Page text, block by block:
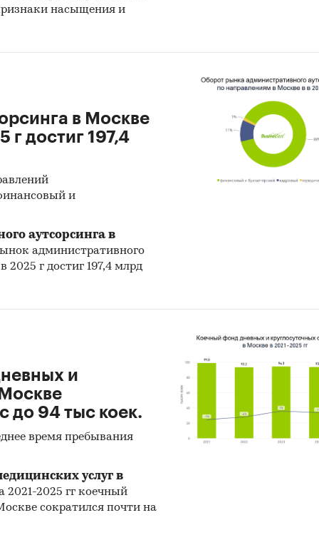
ГидМаркет. Современные статистические
Офисная мебель
федеральный округ
федеральный округ Московская область
насыщения и
в Москве
г достиг 197,4
и
аутсорсинга в
административного
2025 г достиг 197,4 млрд
и
до 94 тыс коек.
время пребывания
услуг в
2021-2025 гг коечный
сократился почти на